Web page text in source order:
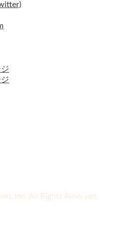
Inc. All Rights Reserved.